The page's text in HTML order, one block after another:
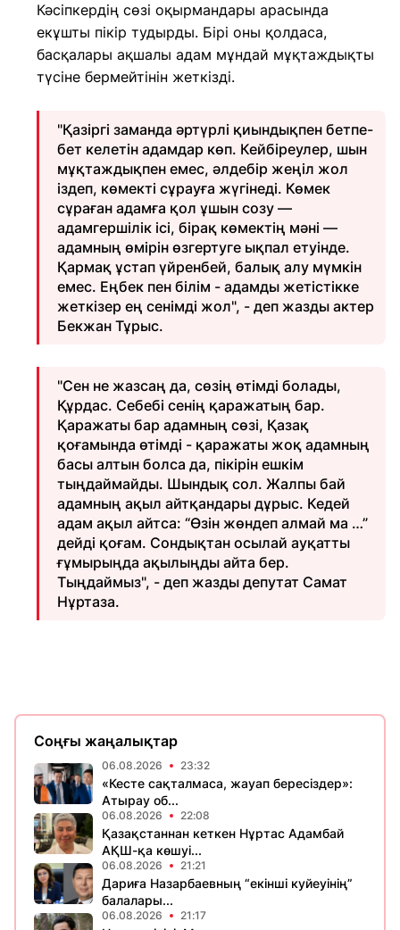
Кәсіпкердің сөзі оқырмандары арасында
екұшты пікір тудырды. Бірі оны қолдаса,
басқалары ақшалы адам мұндай мұқтаждықты
түсіне бермейтінін жеткізді.
"Қазіргі заманда әртүрлі қиындықпен бетпе-
бет келетін адамдар көп. Кейбіреулер, шын
мұқтаждықпен емес, әлдебір жеңіл жол
іздеп, көмекті сұрауға жүгінеді. Көмек
сұраған адамға қол ұшын созу —
адамгершілік ісі, бірақ көмектің мәні —
адамның өмірін өзгертуге ықпал етуінде.
Қармақ ұстап үйренбей, балық алу мүмкін
емес. Еңбек пен білім - адамды жетістікке
жеткізер ең сенімді жол", - деп жазды актер
Бекжан Тұрыс.
"Сен не жазсаң да, сөзің өтімді болады,
Құрдас. Себебі сенің қаражатың бар.
Қаражаты бар адамның сөзі, Қазақ
қоғамында өтімді - қаражаты жоқ адамның
басы алтын болса да, пікірін ешкім
тыңдаймайды. Шындық сол. Жалпы бай
адамның ақыл айтқандары дұрыс. Кедей
адам ақыл айтса: “Өзін жөндеп алмай ма …”
дейді қоғам. Сондықтан осылай ауқатты
ғұмырыңда ақылыңды айта бер.
Тыңдаймыз", - деп жазды депутат Самат
Нұртаза.
Соңғы жаңалықтар
06.08.2026 23:32
«Кесте сақталмаса, жауап бересіздер»:
Атырау об...
06.08.2026 22:08
Қазақстаннан кеткен Нұртас Адамбай
АҚШ-қа көшуі...
06.08.2026 21:21
Дариға Назарбаевның “екінші куйеуінің”
балалары...
06.08.2026 21:17